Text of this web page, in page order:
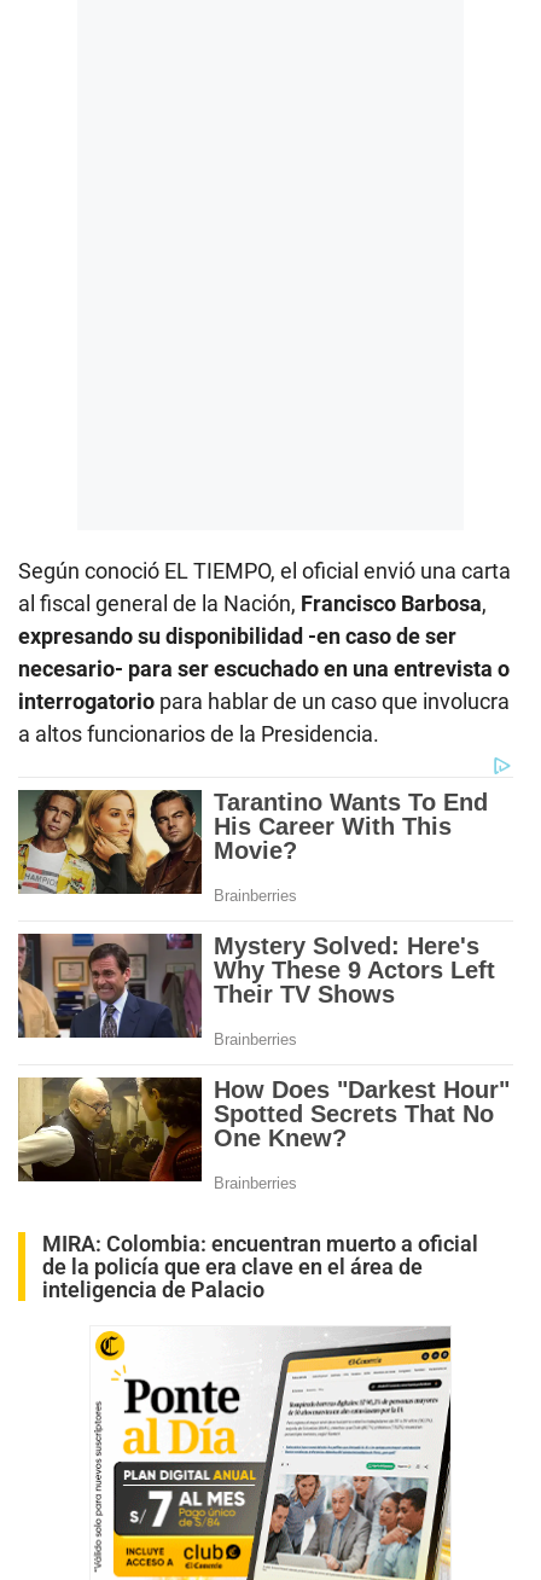
Según conoció EL TIEMPO, el oficial envió una carta
al fiscal general de la Nación, Francisco Barbosa,
expresando su disponibilidad -en caso de ser
necesario- para ser escuchado en una entrevista o
interrogatorio para hablar de un caso que involucra
a altos funcionarios de la Presidencia.
MIRA: Colombia: encuentran muerto a oficial
de la policía que era clave en el área de
inteligencia de Palacio